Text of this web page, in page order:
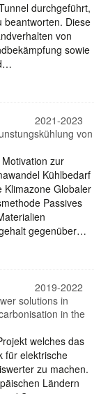
durchgeführt,
beantworten. Diese
von
sowie
2021-2023
von
zur
Kühlbedarf
Klimazone Globaler
Passives
gegenüber…
2019-2022
solutions in
in the
welches das
für elektrische
zu machen.
Ländern